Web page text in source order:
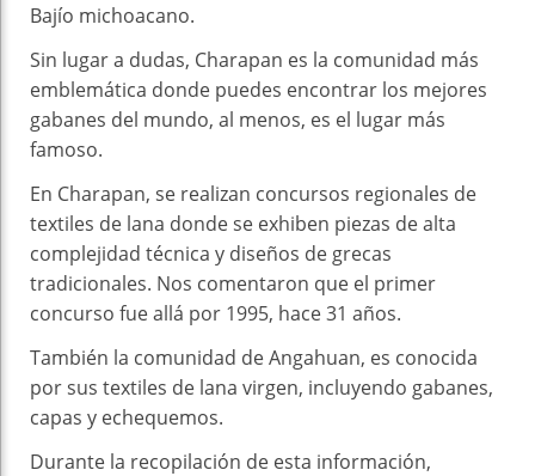
Bajío michoacano.
Sin lugar a dudas, Charapan es la comunidad más
emblemática donde puedes encontrar los mejores
gabanes del mundo, al menos, es el lugar más
famoso.
En Charapan, se realizan concursos regionales de
textiles de lana donde se exhiben piezas de alta
complejidad técnica y diseños de grecas
tradicionales. Nos comentaron que el primer
concurso fue allá por 1995, hace 31 años.
También la comunidad de Angahuan, es conocida
por sus textiles de lana virgen, incluyendo gabanes,
capas y echequemos.
Durante la recopilación de esta información,